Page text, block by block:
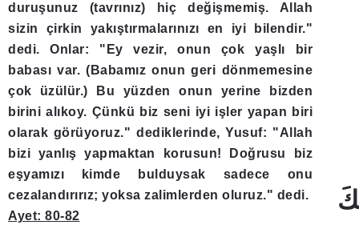
duruşunuz (tavrınız) hiç değişmemiş. Allah
sizin çirkin yakıştırmalarınızı en iyi bilendir."
dedi. Onlar: "Ey vezir, onun çok yaşlı bir
babası var. (Babamız onun geri dönmemesine
çok üzülür.) Bu yüzden onun yerine bizden
birini alıkoy. Çünkü biz seni iyi işler yapan biri
olarak görüyoruz." dediklerinde, Yusuf: "Allah
bizi yanlış yapmaktan korusun! Doğrusu biz
eşyamızı kimde bulduysak sadece onu
cezalandırırız; yoksa zalimlerden oluruz." dedi.
Ayet: 80-82